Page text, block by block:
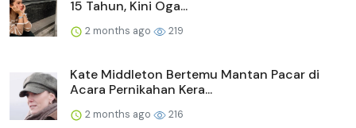
15 Tahun, Kini Oga...
2 months ago 219
Kate Middleton Bertemu Mantan Pacar di
Acara Pernikahan Kera...
2 months ago 216